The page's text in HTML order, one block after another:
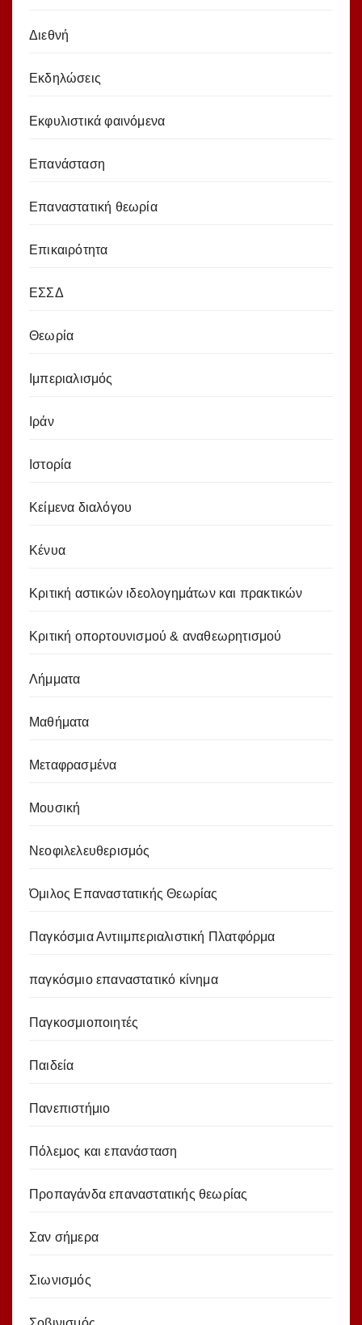
Διεθνή
Εκδηλώσεις
Εκφυλιστικά φαινόμενα
Επανάσταση
Επαναστατική θεωρία
Επικαιρότητα
ΕΣΣΔ
Θεωρία
Ιμπεριαλισμός
Ιράν
Ιστορία
Κείμενα διαλόγου
Κένυα
Κριτική αστικών ιδεολογημάτων και πρακτικών
Κριτική οπορτουνισμού & αναθεωρητισμού
Λήμματα
Μαθήματα
Μεταφρασμένα
Μουσική
Νεοφιλελευθερισμός
Όμιλος Επαναστατικής Θεωρίας
Παγκόσμια Αντιιμπεριαλιστική Πλατφόρμα
παγκόσμιο επαναστατικό κίνημα
Παγκοσμιοποιητές
Παιδεία
Πανεπιστήμιο
Πόλεμος και επανάσταση
Προπαγάνδα επαναστατικής θεωρίας
Σαν σήμερα
Σιωνισμός